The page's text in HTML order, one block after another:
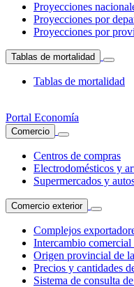
Proyecciones
Proyecciones por
Proyecciones por
Tablas de mortalidad
Tablas de mortalidad
Portal Economía
Comercio
Centros de compras
Electrodomésticos y
Supermercados y
Comercio exterior
Complejos
Intercambio comercial
Origen provincial de
Precios y cantidades
Sistema de consulta